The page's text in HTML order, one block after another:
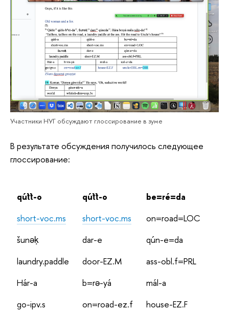
Участники НУГ обсуждают глоссирование в зуме
В результате обсуждения получилось следующее
глоссирование:
qúṫṫ-o qúṫṫ-o
be=ré=da
short-voc.ms
short-voc.ms
on=road=LOC
šunəḳ
dar-e
qún-e=da
laundry.paddle
door-EZ.M
ass-obl.f=PRL
Hár-a
b=rə-yá
mál-a
go-ipv.s
on=road-ez.f house-EZ.F